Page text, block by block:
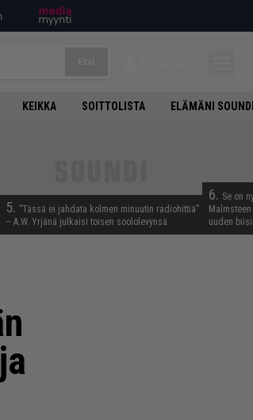
KEIKKA SOITTOLISTA ELÄMÄNI
5. ”Tässä ei jahdata kolmen minuutin radiohittiä”
– A.W. Yrjänä julkaisi toisen soololevynsä
6. Se on
uuden